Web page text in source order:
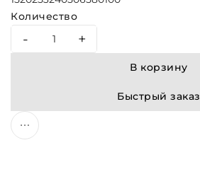
Количество
- +
В корзину
Быстрый заказ